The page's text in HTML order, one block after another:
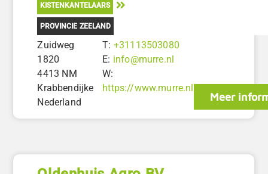
KISTENKANTELAARS
PROVINCIE ZEELAND
Zuidweg
1820
4413 NM
Krabbendijke
Nederland
T: +31113503080
E: info@murre.nl
W:
https://www.murre.nl
Meer